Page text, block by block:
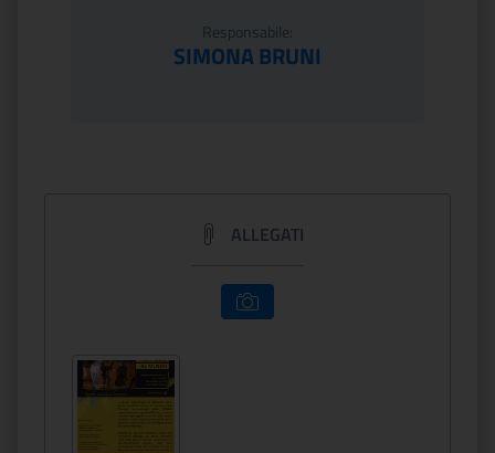
Responsabile:
SIMONA BRUNI
ALLEGATI